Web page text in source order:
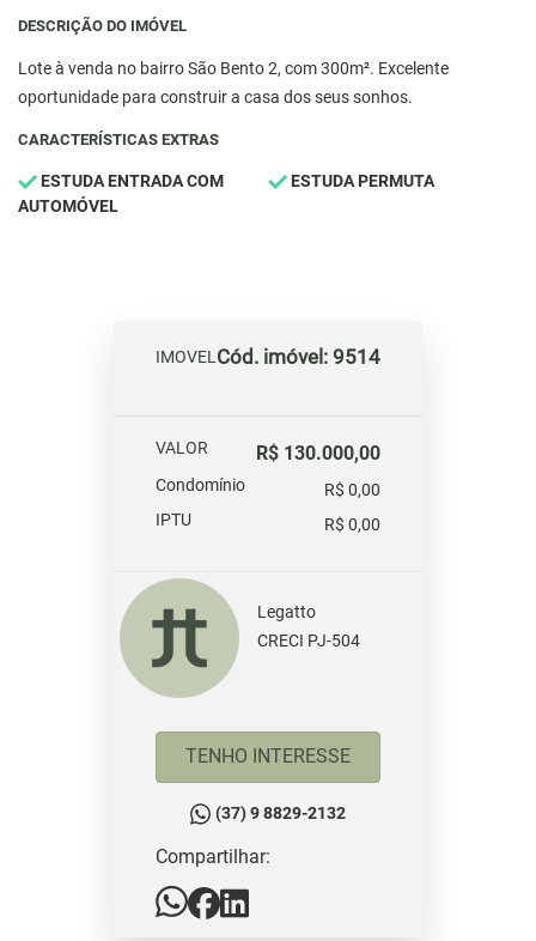
DESCRIÇÃO DO IMÓVEL
Lote à venda no bairro São Bento 2, com 300m². Excelente
oportunidade para construir a casa dos seus sonhos.
CARACTERÍSTICAS EXTRAS
ESTUDA ENTRADA COM
AUTOMÓVEL
ESTUDA PERMUTA
IMOVELCód. imóvel: 9514
VALOR R$ 130.000,00
Condomínio
R$ 0,00
IPTU
R$ 0,00
Legatto
CRECI PJ-504
TENHO INTERESSE
(37) 9 8829-2132
Compartilhar: